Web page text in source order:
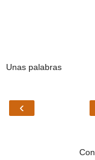
Unas palabras
‹